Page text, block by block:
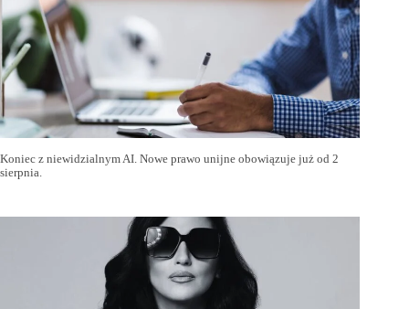
Koniec z niewidzialnym AI. Nowe prawo unijne obowiązuje już od 2
sierpnia.